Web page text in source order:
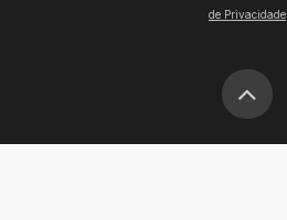
de Privacidade